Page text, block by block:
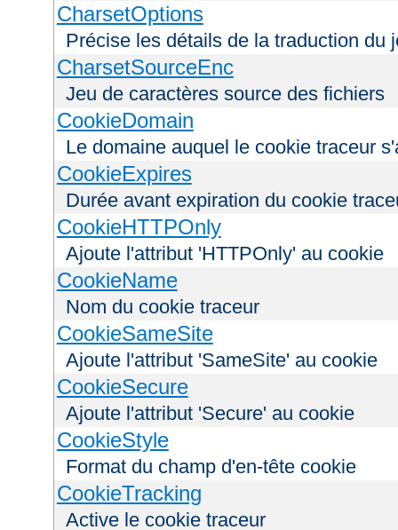
CharsetOptions
Précise les détails de la traduction du
CharsetSourceEnc
Jeu de caractères source des fichiers
CookieDomain
Le domaine auquel le cookie traceur
CookieExpires
Durée avant expiration du cookie
CookieHTTPOnly
Ajoute l'attribut 'HTTPOnly' au cookie
CookieName
Nom du cookie traceur
CookieSameSite
Ajoute l'attribut 'SameSite' au cookie
CookieSecure
Ajoute l'attribut 'Secure' au cookie
CookieStyle
Format du champ d'en-tête cookie
CookieTracking
Active le cookie traceur